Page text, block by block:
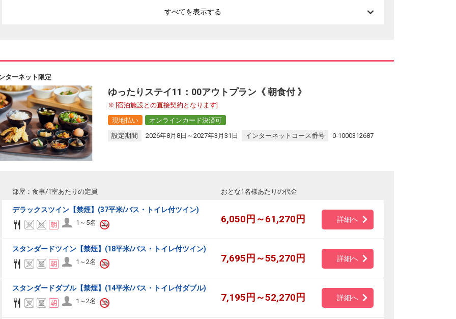
すべてを表示する
ターネット限定
ゆったりステイ11：00アウトプラン《 朝食付 》
[宿泊施設との直接契約となります]
現地払い
オンラインカード決済可
設定期間
2026年8月8日～2027年3月31日 インターネットコース番号 0-1000312687
部屋：食事/1室あたりの定員 おとな1名様あたりの代金
デラックスツイン【禁煙】(37平米/バス・トイレ付ツイン)
1～5名 6,050円～61,270円 詳細へ
スタンダードツイン【禁煙】(18平米/バス・トイレ付ツイン)
1～2名 7,695円～55,270円 詳細へ
スタンダードダブル【禁煙】(14平米/バス・トイレ付ダブル)
1～2名 7,195円～52,270円 詳細へ